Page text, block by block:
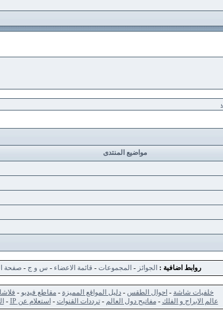
مواضيع المنتدى
روابط اضافية : الجوائز - المجموعات - قائمة الاعضاء - س و ج -صفحة
خلفيات شاشة - احوال الطقس - دليل المواقع المميزة - مقاطع فيديو -
عالم الابراج و الفلك -مفاتيح دول العالم -ترددات القنوات - استعلام عن IP -